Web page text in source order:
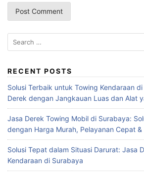
Search
for:
RECENT POSTS
Solusi Terbaik untuk Towing Kendaraan
Derek dengan Jangkauan Luas dan Alat
Jasa Derek Towing Mobil di Surabaya:
dengan Harga Murah, Pelayanan Cepat &
Solusi Tepat dalam Situasi Darurat: Jasa
Kendaraan di Surabaya